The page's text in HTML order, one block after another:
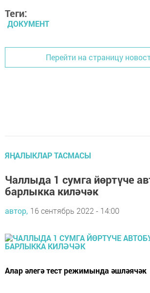
Теги:
ДОКУМЕНТ
Перейти на страницу
ЯҢАЛЫКЛАР ТАСМАСЫ
Чаллыда 1 сумга йөртүче
барлыкка киләчәк
автор, 16 сентябрь 2022 - 14:00
Алар әлегә тест режимында әшләячәк